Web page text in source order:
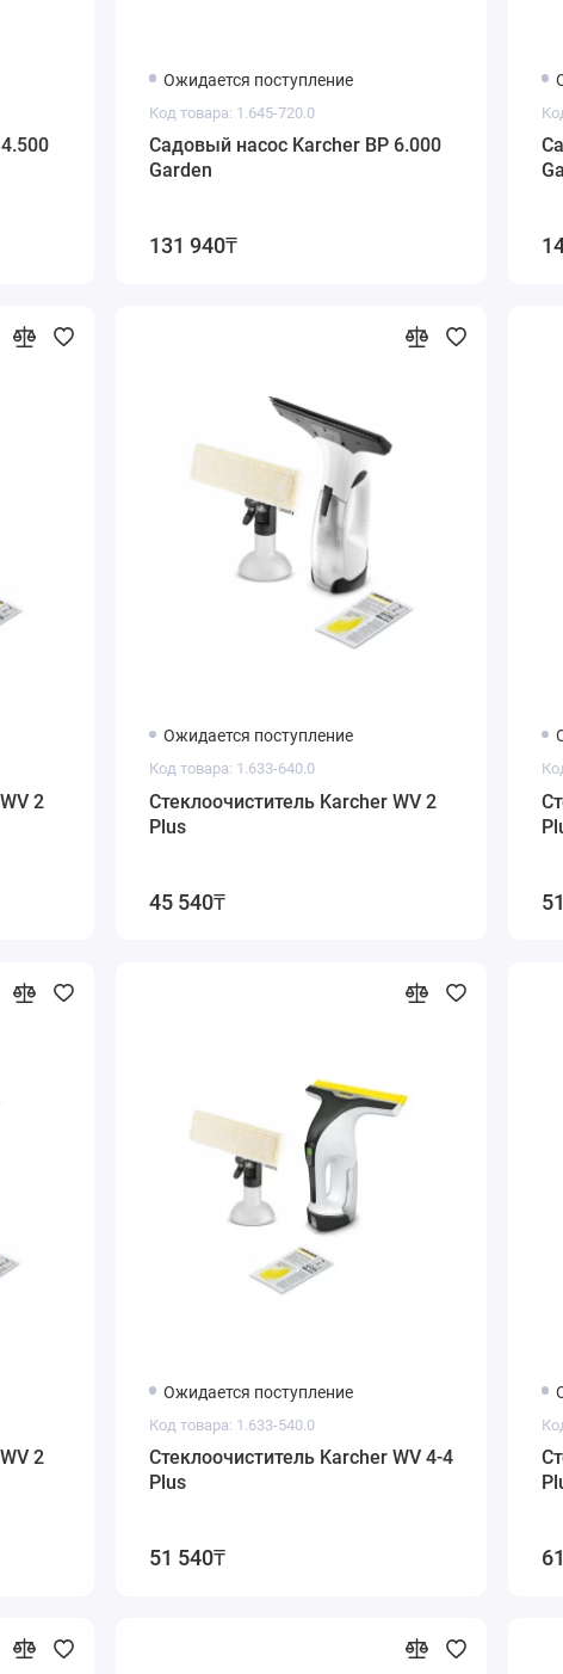
Ожидается поступление
Код товара: 1.645-720.0
Садовый насос Karcher BP 6.000
Garden
131 940₸
2
Ожидается поступление
Код товара: 1.633-640.0
Стеклоочиститель Karcher WV 2
Plus
45 540₸
2
Ожидается поступление
Код товара: 1.633-540.0
Стеклоочиститель Karcher WV 4-4
Plus
51 540₸